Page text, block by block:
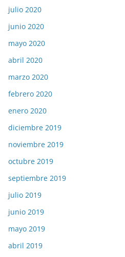
julio 2020
junio 2020
mayo 2020
abril 2020
marzo 2020
febrero 2020
enero 2020
diciembre 2019
noviembre 2019
octubre 2019
septiembre 2019
julio 2019
junio 2019
mayo 2019
abril 2019